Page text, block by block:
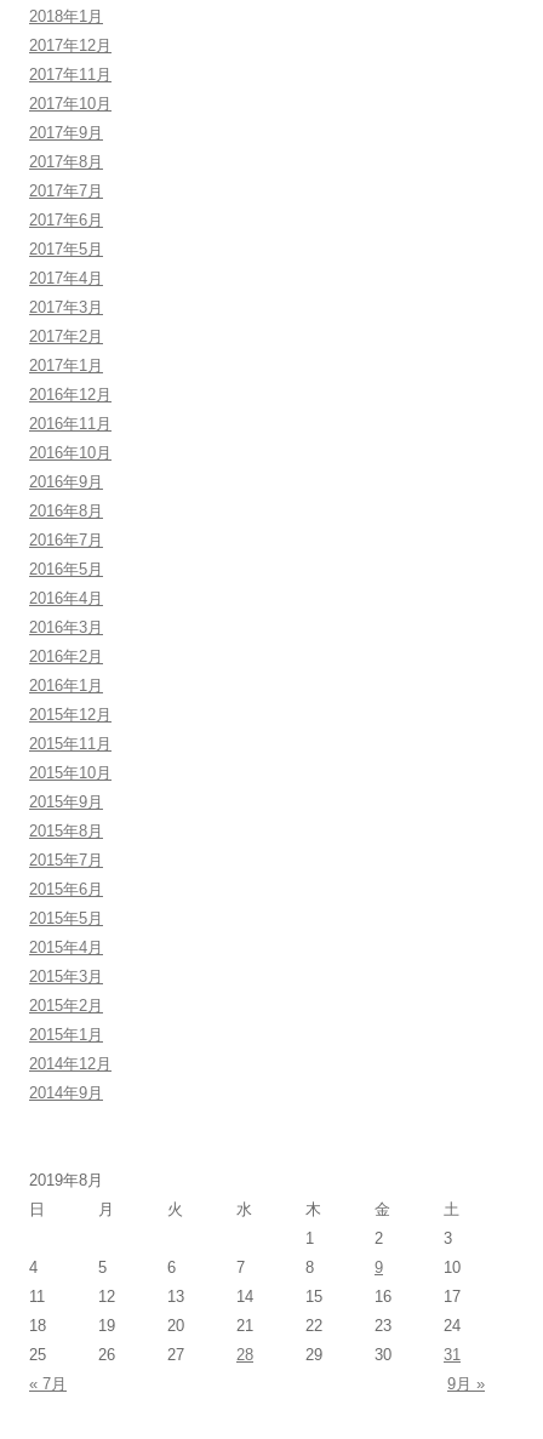
2018年1月
2017年12月
2017年11月
2017年10月
2017年9月
2017年8月
2017年7月
2017年6月
2017年5月
2017年4月
2017年3月
2017年2月
2017年1月
2016年12月
2016年11月
2016年10月
2016年9月
2016年8月
2016年7月
2016年5月
2016年4月
2016年3月
2016年2月
2016年1月
2015年12月
2015年11月
2015年10月
2015年9月
2015年8月
2015年7月
2015年6月
2015年5月
2015年4月
2015年3月
2015年2月
2015年1月
2014年12月
2014年9月
2019年8月
日
月 火 水 木 金
土
1
2
3
4
5 6 7 8 9
10
11
12 13 14 15 16
17
18
19 20 21 22 23
24
25
26 27 28 29 30
31
« 7月
9月 »